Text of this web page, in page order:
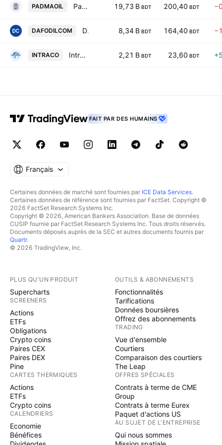
PADMAOIL Padma Oil PLC 19,73 B BDT 200,40 BDT
DAFODILCOM Daffodil Computers PLC. 8,34 B BDT 164,40 BDT
INTRACO Intraco Refueling Station PLC 2,21 B BDT 23,60 BDT
FAIT PAR DES HUMAINS
Français
Certaines données de marché sont fournies par ICE Data Services.
Certaines données de référence sont fournies par FactSet. Copyright ©
2026 FactSet Research Systems Inc.
Copyright © 2026, American Bankers Association. Base de données
CUSIP fournie par FactSet Research Systems Inc. Tous droits réservés.
Documents déposés auprès de la SEC et autres documents fournis par
Quartr.
© 2026 TradingView, Inc.
PLUS QU'UN PRODUIT
Supercharts
SCREENERS
Actions
ETFs
Obligations
Crypto coins
Paires CEX
Paires DEX
Pine
CARTES THERMIQUES
Actions
ETFs
Crypto coins
CALENDRIERS
Economie
Bénéfices
OUTILS & ABONNEMENTS
Fonctionnalités
Tarifications
Données boursières
Offrez des abonnements
TRADING
Vue d'ensemble
Courtiers
Comparaison des courtiers
The Leap
OFFRES SPÉCIALES
Contrats à terme de CME
Group
Contrats à terme Eurex
Paquet d'actions US
AU SUJET DE L'ENTREPRISE
Qui nous sommes